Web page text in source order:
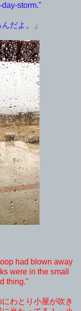
storm."
だよ。」
had blown away
were in the small
thing."
わとり小屋が吹き